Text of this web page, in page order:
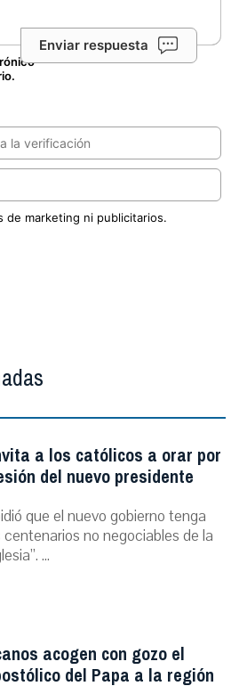
Enviar respuesta
de marketing ni publicitarios.
a los católicos a orar por
del nuevo presidente
que el nuevo gobierno tenga
no negociables de la
...
acogen con gozo el
del Papa a la región